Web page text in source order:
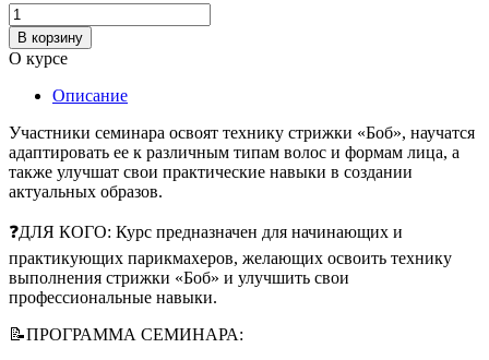
Количество
товара
Женская
стрижка
«Боб»
В корзину
О курсе
Описание
Участники семинара освоят технику стрижки «Боб», научатся
адаптировать ее к различным типам волос и формам лица, а
также улучшат свои практические навыки в создании
актуальных образов.
❓ДЛЯ КОГО: Курс предназначен для начинающих и
практикующих парикмахеров, желающих освоить технику
выполнения стрижки «Боб» и улучшить свои
профессиональные навыки.
📝ПРОГРАММА СЕМИНАРА: